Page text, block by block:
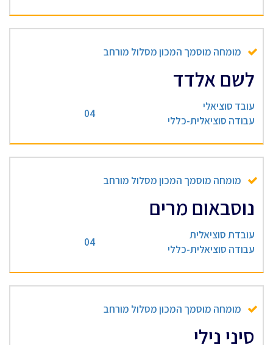
מומחה מוסמך המכון מסלול מורחב
לשם אלדד
עובד סוציאלי
עבודה סוציאלית-כללי
04
מומחה מוסמך המכון מסלול מורחב
נוסבאום מרים
עובדת סוציאלית
עבודה סוציאלית-כללי
04
מומחה מוסמך המכון מסלול מורחב
סיני נילי